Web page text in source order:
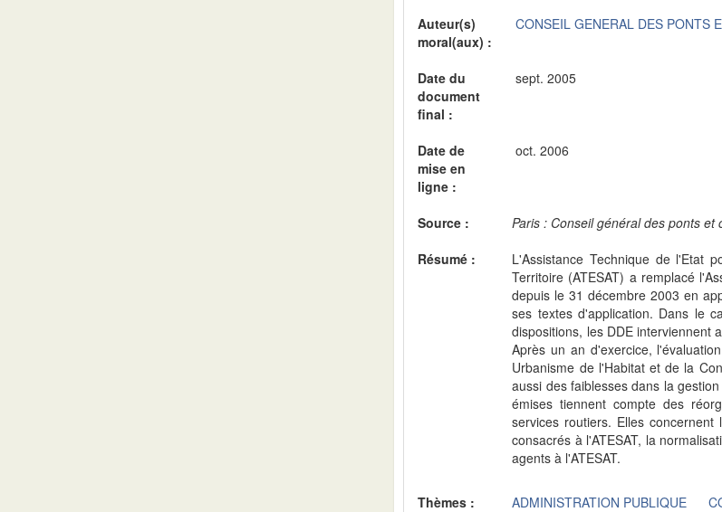
Auteur(s)
moral(aux) :
CONSEIL GENERAL DES PONTS
Date du
document
final :
sept. 2005
Date de
mise en
ligne :
oct. 2006
Source :
Paris : Conseil général des ponts
Résumé :
L'Assistance Technique de l'Etat
Territoire (ATESAT) a remplacé
depuis le 31 décembre 2003 en
ses textes d'application. Dans le
dispositions, les DDE interviennent
Après un an d'exercice,
Urbanisme de l'Habitat et de la
aussi des faiblesses dans la
émises tiennent compte des
services routiers. Elles
consacrés à l'ATESAT, la
agents à l'ATESAT.
Thèmes : ADMINISTRATION PUBLIQUE